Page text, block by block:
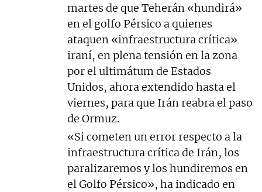
martes de que Teherán «hundirá»
en el golfo Pérsico a quienes
ataquen «infraestructura crítica»
iraní, en plena tensión en la zona
por el ultimátum de Estados
Unidos, ahora extendido hasta el
viernes, para que Irán reabra el paso
de Ormuz.
«Si cometen un error respecto a la
infraestructura crítica de Irán, los
paralizaremos y los hundiremos en
el Golfo Pérsico», ha indicado en